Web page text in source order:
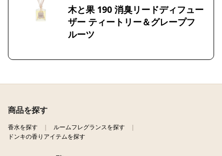
木と果 190 消臭リードディフュー
ザー ティートリー＆グレープフ
ルーツ
商品を探す
香水を探す
ルームフレグランスを探す
ドンキの香りアイテムを探す